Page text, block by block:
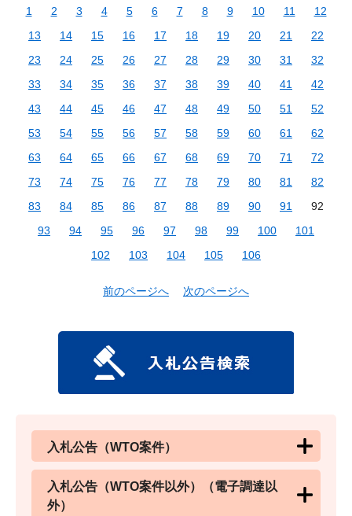
1 2 3 4 5 6 7 8 9 10 11
12
13
14 15 16 17 18 19 20 21
22
23
24 25 26 27 28 29 30 31
32
33
34 35 36 37 38 39 40 41
42
43
44 45 46 47 48 49 50 51
52
53
54 55 56 57 58 59 60 61
62
63
64 65 66 67 68 69 70 71
72
73
74 75 76 77 78 79 80 81
82
83
84 85 86 87 88 89 90 91
92
93
94 95 96 97 98 99 100
101
102
103 104 105 106
前のページへ 次のページへ
入札公告（WTO案件）
入札公告（WTO案件以外）（電子調達以
外）